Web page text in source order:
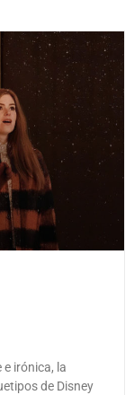
irónica, la
de Disney